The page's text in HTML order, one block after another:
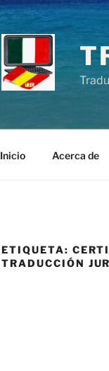
Inicio Acerca de
ETIQUETA:
TRADUCCIÓN